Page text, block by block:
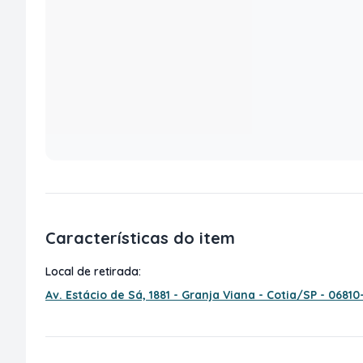
Características do item
Local de retirada:
Av. Estácio de Sá, 1881 - Granja Viana - Cotia/SP -